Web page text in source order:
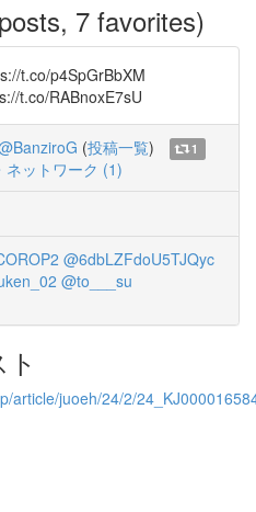
7 favorites)
t.co/p4SpGrBbXM
t.co/RABnoxE7sU
(投稿一覧)
1
ネットワーク (1)
@6dbLZFdoU5TJQyc
@to___su
article/juoeh/24/2/